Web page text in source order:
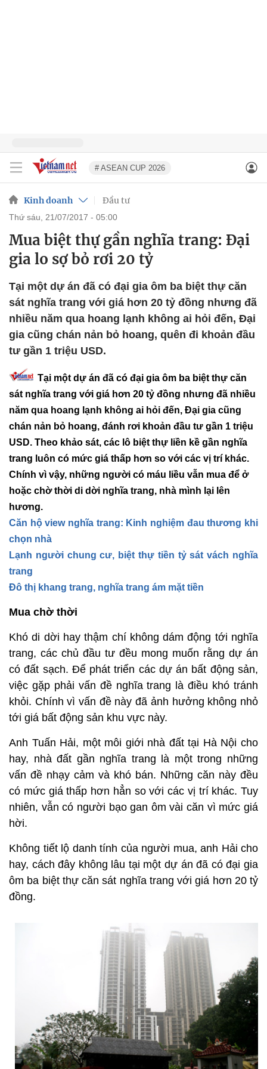
# ASEAN CUP 2026
Kinh doanh Đầu tư
thứ sáu, 21/07/2017 - 05:00
Mua biệt thự gần nghĩa trang: Đại
gia lo sợ bỏ rơi 20 tỷ
Tại một dự án đã có đại gia ôm ba biệt thự căn
sát nghĩa trang với giá hơn 20 tỷ đồng nhưng đã
nhiều năm qua hoang lạnh không ai hỏi đến, Đại
gia cũng chán nản bỏ hoang, quên đi khoản đầu
tư gần 1 triệu USD.
Tại một dự án đã có đại gia ôm ba biệt thự căn
sát nghĩa trang với giá hơn 20 tỷ đồng nhưng đã nhiều
năm qua hoang lạnh không ai hỏi đến, Đại gia cũng
chán nản bỏ hoang, đánh rơi khoản đầu tư gần 1 triệu
USD. Theo khảo sát, các lô biệt thự liền kề gần nghĩa
trang luôn có mức giá thấp hơn so với các vị trí khác.
Chính vì vậy, những người có máu liều vẫn mua để ở
hoặc chờ thời di dời nghĩa trang, nhà mình lại lên
hương.
Căn hộ view nghĩa trang: Kinh nghiệm đau thương khi
chọn nhà
Lạnh người chung cư, biệt thự tiền tỷ sát vách nghĩa
trang
Đô thị khang trang, nghĩa trang ám mặt tiền
Mua chờ thời
Khó di dời hay thậm chí không dám động tới nghĩa
trang, các chủ đầu tư đều mong muốn rằng dự án
có đất sạch. Để phát triển các dự án bất động sản,
việc gặp phải vấn đề nghĩa trang là điều khó tránh
khỏi. Chính vì vấn đề này đã ảnh hưởng không nhỏ
tới giá bất động sản khu vực này.
Anh Tuấn Hải, một môi giới nhà đất tại Hà Nội cho
hay, nhà đất gần nghĩa trang là một trong những
vấn đề nhạy cảm và khó bán. Những căn này đều
có mức giá thấp hơn hẳn so với các vị trí khác. Tuy
nhiên, vẫn có người bạo gan ôm vài căn vì mức giá
hời.
Không tiết lộ danh tính của người mua, anh Hải cho
hay, cách đây không lâu tại một dự án đã có đại gia
ôm ba biệt thự căn sát nghĩa trang với giá hơn 20 tỷ
đồng.